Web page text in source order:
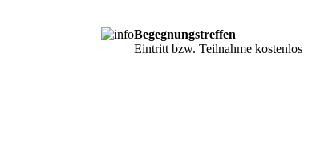
Begegnungstreffen
Eintritt bzw. Teilnahme kostenlos